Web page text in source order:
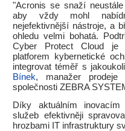
"Acronis se snaží
aby vždy mohl
nejefektivnější nástroje, a
ohledu velmi bohatá.
Cyber Protect Cloud je
platforem kybernetické
integrovat téměř s
Bínek, manažer prodeje
společnosti ZEBRA
Díky aktuálním inovacím
služeb efektivněji
hrozbami IT infrastruktury